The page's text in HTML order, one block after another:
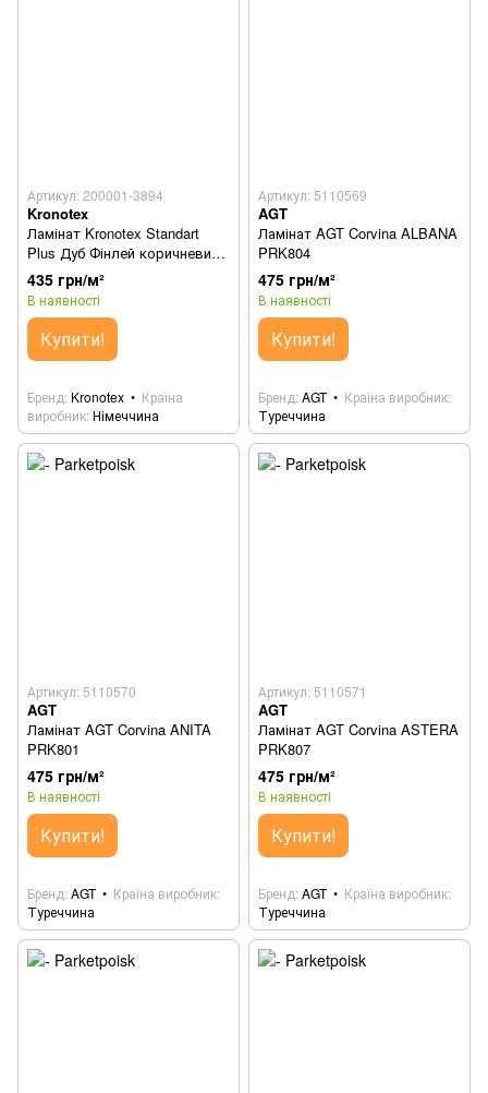
Артикул: 200001-3894
Kronotex
Ламінат Kronotex Standart
Plus Дуб Фінлей коричневий
90142
435 грн/м²
В наявності
Купити!
Бренд Kronotex
Країна
виробник Німеччина
Артикул: 5110569
AGT
Ламінат AGT Corvina ALBANA
PRK804
475 грн/м²
В наявності
Купити!
Бренд AGT
Країна виробник
Туреччина
Артикул: 5110570
AGT
Ламінат AGT Corvina ANITA
PRK801
475 грн/м²
В наявності
Купити!
Бренд AGT
Країна виробник
Туреччина
Артикул: 5110571
AGT
Ламінат AGT Corvina ASTERA
PRK807
475 грн/м²
В наявності
Купити!
Бренд AGT
Країна виробник
Туреччина